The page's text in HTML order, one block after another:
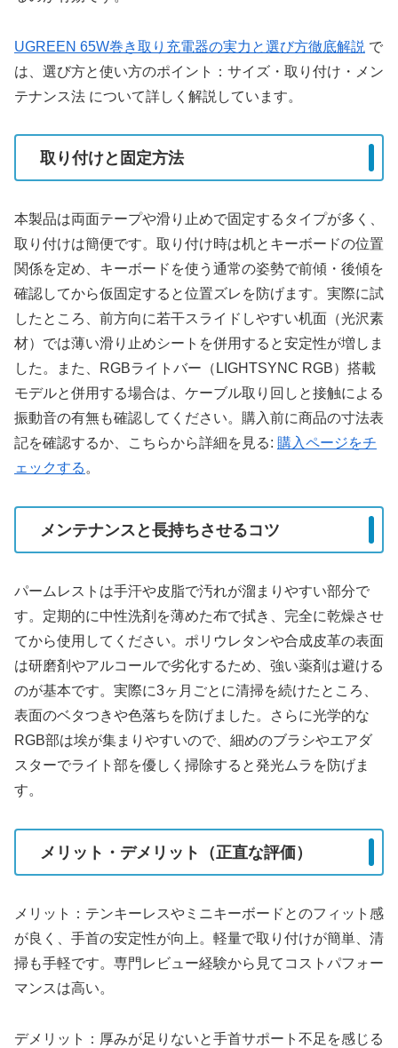
UGREEN 65W巻き取り充電器の実力と選び方徹底解説 で
は、選び方と使い方のポイント：サイズ・取り付け・メン
テナンス法 について詳しく解説しています。
取り付けと固定方法
本製品は両面テープや滑り止めで固定するタイプが多く、
取り付けは簡便です。取り付け時は机とキーボードの位置
関係を定め、キーボードを使う通常の姿勢で前傾・後傾を
確認してから仮固定すると位置ズレを防げます。実際に試
したところ、前方向に若干スライドしやすい机面（光沢素
材）では薄い滑り止めシートを併用すると安定性が増しま
した。また、RGBライトバー（LIGHTSYNC RGB）搭載
モデルと併用する場合は、ケーブル取り回しと接触による
振動音の有無も確認してください。購入前に商品の寸法表
記を確認するか、こちらから詳細を見る: 購入ページをチ
ェックする。
メンテナンスと長持ちさせるコツ
パームレストは手汗や皮脂で汚れが溜まりやすい部分で
す。定期的に中性洗剤を薄めた布で拭き、完全に乾燥させ
てから使用してください。ポリウレタンや合成皮革の表面
は研磨剤やアルコールで劣化するため、強い薬剤は避ける
のが基本です。実際に3ヶ月ごとに清掃を続けたところ、
表面のベタつきや色落ちを防げました。さらに光学的な
RGB部は埃が集まりやすいので、細めのブラシやエアダ
スターでライト部を優しく掃除すると発光ムラを防げま
す。
メリット・デメリット（正直な評価）
メリット：テンキーレスやミニキーボードとのフィット感
が良く、手首の安定性が向上。軽量で取り付けが簡単、清
掃も手軽です。専門レビュー経験から見てコストパフォー
マンスは高い。
デメリット：厚みが足りないと手首サポート不足を感じる